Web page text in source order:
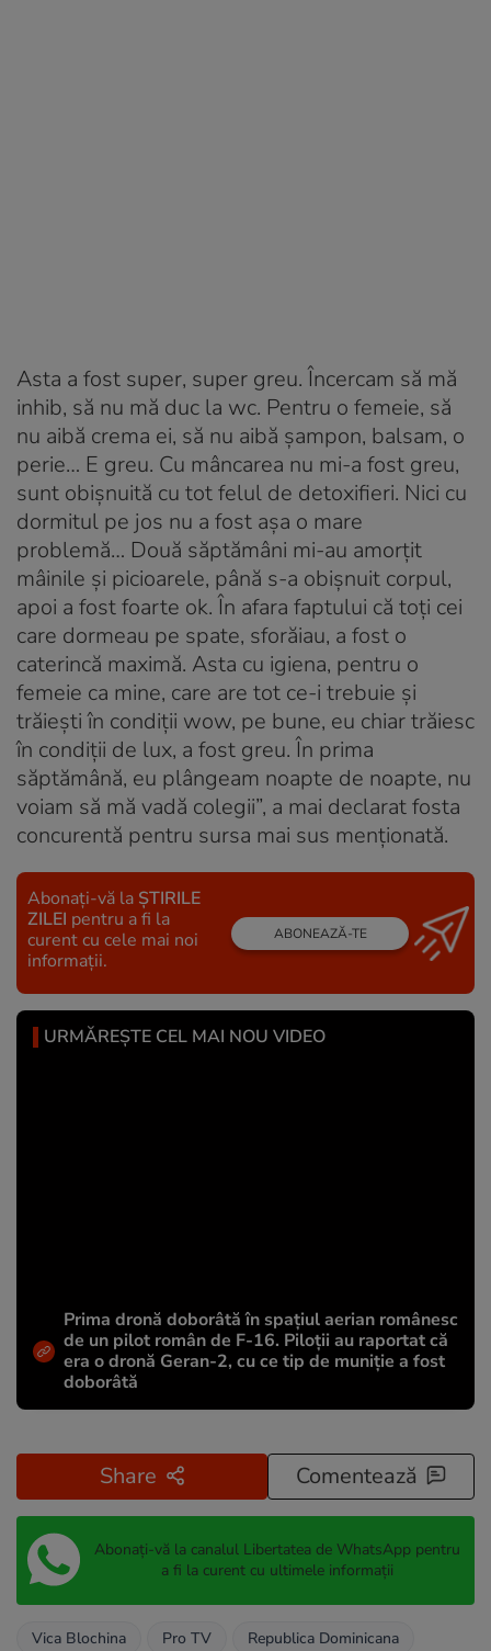
Asta a fost super, super greu. Încercam să mă
inhib, să nu mă duc la wc. Pentru o femeie, să
nu aibă crema ei, să nu aibă șampon, balsam, o
perie… E greu. Cu mâncarea nu mi-a fost greu,
sunt obișnuită cu tot felul de detoxifieri. Nici cu
dormitul pe jos nu a fost așa o mare
problemă… Două săptămâni mi-au amorțit
mâinile și picioarele, până s-a obișnuit corpul,
apoi a fost foarte ok. În afara faptului că toți cei
care dormeau pe spate, sforăiau, a fost o
caterincă maximă. Asta cu igiena, pentru o
femeie ca mine, care are tot ce-i trebuie și
trăiești în condiții wow, pe bune, eu chiar trăiesc
în condiții de lux, a fost greu. În prima
săptămână, eu plângeam noapte de noapte, nu
voiam să mă vadă colegii”, a mai declarat fosta
concurentă pentru sursa mai sus menționată.
Abonați-vă la ȘTIRILE
ZILEI pentru a fi la
curent cu cele mai noi
informații.
ABONEAZĂ-TE
URMĂREȘTE CEL MAI NOU VIDEO
Prima dronă doborâtă în spațiul aerian românesc
de un pilot român de F-16. Piloții au raportat că
era o dronă Geran-2, cu ce tip de muniție a fost
doborâtă
Share Comentează
Abonați-vă la canalul Libertatea de WhatsApp pentru
a fi la curent cu ultimele informații
Vica Blochina Pro TV Republica Dominicana